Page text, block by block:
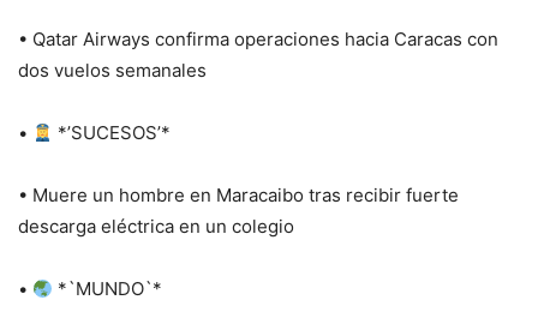
• Qatar Airways confirma operaciones hacia Caracas con
dos vuelos semanales
• *’SUCESOS’*
• Muere un hombre en Maracaibo tras recibir fuerte
descarga eléctrica en un colegio
• *`MUNDO`*